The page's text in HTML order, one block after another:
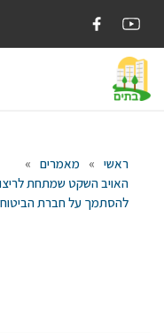
content
ראשי » מאמרים »
האויב השקט שמתחת
להסתמך על חברת